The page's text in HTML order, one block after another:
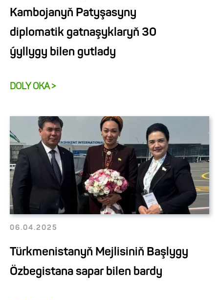
Kambojanyň Patyşasyny
diplomatik gatnaşyklaryň 30
ýyllygy bilen gutlady
DOLY OKA >
06.04.2025
Türkmenistanyň Mejlisiniň Başlygy
Özbegistana sapar bilen bardy